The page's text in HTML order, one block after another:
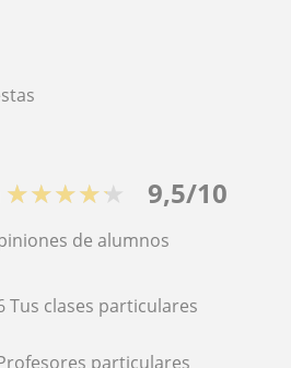
★★★★★ 9,5/10
de alumnos
Tus clases particulares
particulares